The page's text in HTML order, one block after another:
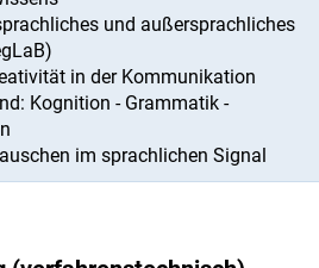
und außersprachliches
in der Kommunikation
Kognition - Grammatik -
im sprachlichen Signal